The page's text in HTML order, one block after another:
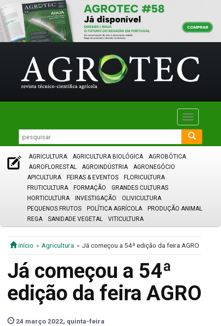
Toggle
AGRICULTURA AGRICULTURA BIOLÓGICA
AGROBÓTICA
AGROFLORESTAL
AGROINDÚSTRIA
AGRONEGÓCIO
APICULTURA
FEIRAS & EVENTOS
FLORICULTURA
FRUTICULTURA
FORMAÇÃO
GRANDES CULTURAS
HORTICULTURA
INVESTIGAÇÃO
OLIVICULTURA
PEQUENOS FRUTOS
POLÍTICA AGRÍCOLA
PRODUÇÃO ANIMAL
REGA
SANIDADE VEGETAL VITICULTURA
início Agricultura Já começou a 54ª edição da feira AGRO
Já começou a 54ª
edição da feira AGRO
24 março 2022, quinta-feira